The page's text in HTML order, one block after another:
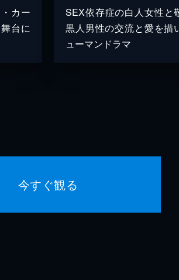
カー
台に
SEX依存症の白人女性と
黒人男性の交流と愛を描
ューマンドラマ
今すぐ観る